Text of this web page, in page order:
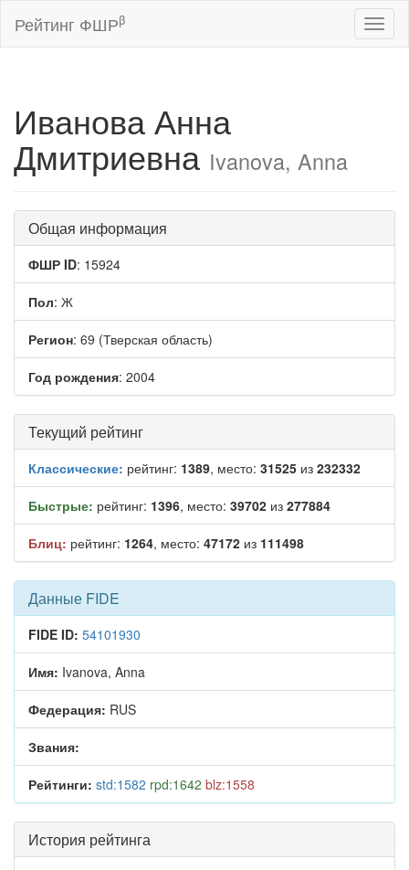
Рейтинг ФШРβ
Иванова Анна
Дмитриевна Ivanova, Anna
Общая информация
ФШР ID: 15924
Пол: Ж
Регион: 69 (Тверская область)
Год рождения: 2004
Текущий рейтинг
Классические: рейтинг: 1389, место: 31525 из 232332
Быстрые: рейтинг: 1396, место: 39702 из 277884
Блиц: рейтинг: 1264, место: 47172 из 111498
Данные FIDE
FIDE ID: 54101930
Имя: Ivanova, Anna
Федерация: RUS
Звания:
Рейтинги: std:1582 rpd:1642 blz:1558
История рейтинга